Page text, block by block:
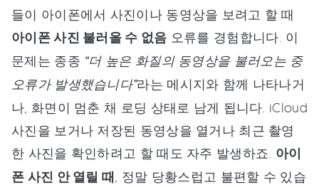
들이 아이폰에서 사진이나 동영상을 보려고 할 때
아이폰 사진 불러올 수 없음 오류를 경험합니다. 이
문제는 종종 “더 높은 화질의 동영상을 불러오는 중
오류가 발생했습니다”라는 메시지와 함께 나타나거
나, 화면이 멈춘 채 로딩 상태로 남게 됩니다. iCloud
사진을 보거나 저장된 동영상을 열거나 최근 촬영
한 사진을 확인하려고 할 때도 자주 발생하죠. 아이
폰 사진 안 열릴 때 , 정말 당황스럽고 불편할 수 있습